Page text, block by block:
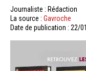
Journaliste : Rédaction
La source : Gavroche
Date de publication : 22/